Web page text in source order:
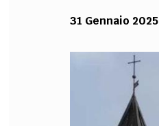
31 Gennaio 2025